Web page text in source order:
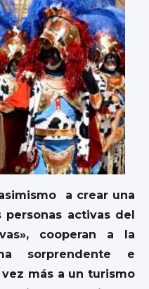
a crear una
personas activas del
cooperan a la
sorprendente e
más a un turismo